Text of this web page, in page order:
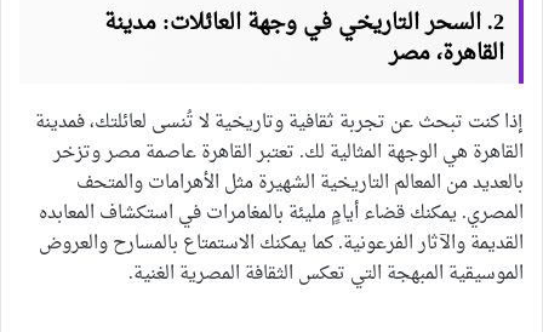
2. السحر التاريخي في وجهة العائلات: مدينة
القاهرة، مصر
إذا كنت تبحث عن تجربة ثقافية وتاريخية لا تُنسى لعائلتك، فمدينة
القاهرة هي الوجهة المثالية لك. تعتبر القاهرة عاصمة مصر وتزخر
بالعديد من المعالم التاريخية الشهيرة مثل الأهرامات والمتحف
المصري. يمكنك قضاء أيامٍ مليئة بالمغامرات في استكشاف المعابده
القديمة والآثار الفرعونية. كما يمكنك الاستمتاع بالمسارح والعروض
الموسيقية المبهجة التي تعكس الثقافة المصرية الغنية.